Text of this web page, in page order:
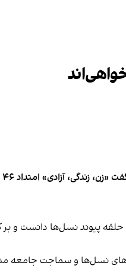
حلقه پیوند نسل‌ها دانست و
نسل‌ها و سماجت جامعه